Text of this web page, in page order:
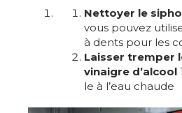
Nettoyer le
vous pouvez
à dents pour les
Laisser tremper
vinaigre d’alcool
le à l’eau chaude